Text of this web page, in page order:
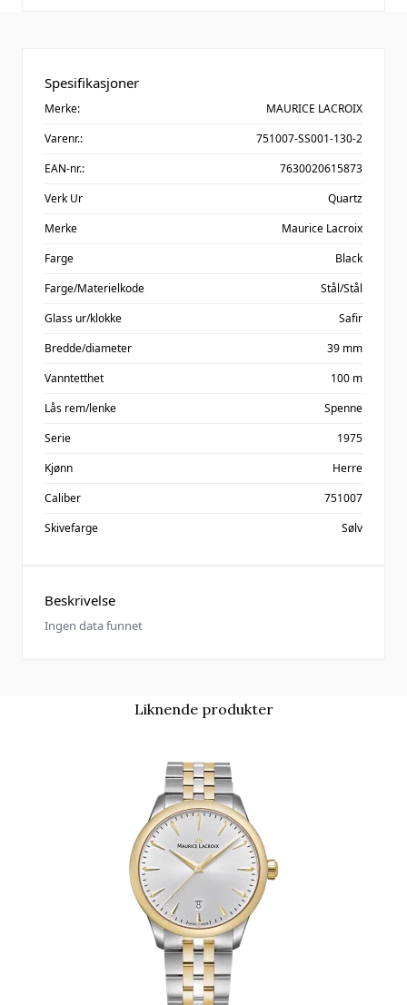
Beskrivelse
Ingen data funnet
Spesifikasjoner
Merke:
MAURICE LACROIX
Varenr.:
751007-SS001-130-2
EAN-nr.:
7630020615873
Verk Ur
Quartz
Merke
Maurice Lacroix
Farge
Black
Farge/Materielkode
Stål/Stål
Glass ur/klokke
Safir
Bredde/diameter
39 mm
Vanntetthet
100 m
Lås rem/lenke
Spenne
Serie
1975
Kjønn
Herre
Caliber
751007
Skivefarge
Sølv
Liknende produkter